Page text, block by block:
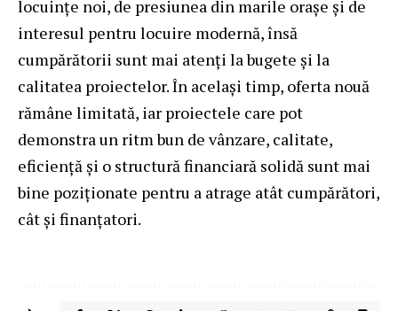
locuințe noi, de presiunea din marile orașe și de
interesul pentru locuire modernă, însă
cumpărătorii sunt mai atenți la bugete și la
calitatea proiectelor. În același timp, oferta nouă
rămâne limitată, iar proiectele care pot
demonstra un ritm bun de vânzare, calitate,
eficiență și o structură financiară solidă sunt mai
bine poziționate pentru a atrage atât cumpărători,
cât și finanțatori.